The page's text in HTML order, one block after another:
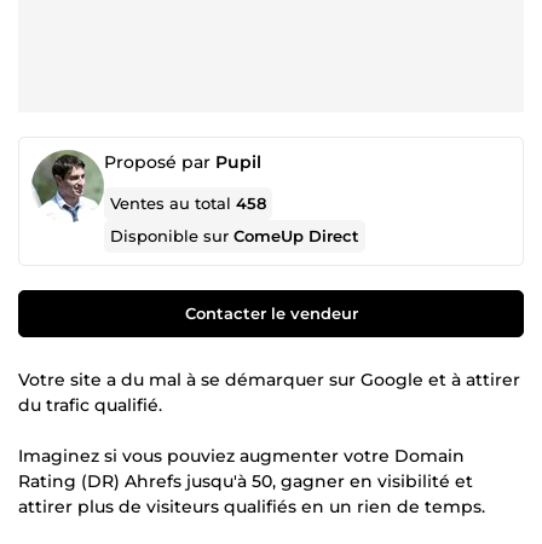
Proposé par Pupil
Ventes au total458
Disponible surComeUp Direct
Contacter le vendeur
Votre site a du mal à se démarquer sur Google et à attirer
du trafic qualifié.
Imaginez si vous pouviez augmenter votre Domain
Rating (DR) Ahrefs jusqu'à 50, gagner en visibilité et
attirer plus de visiteurs qualifiés en un rien de temps.